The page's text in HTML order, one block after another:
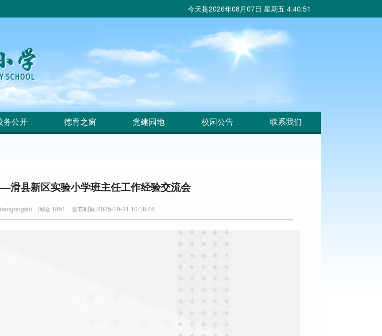
今天是2026年08月07日 星期五 4:40:53
务公开 德育之窗 党建园地 校园公告 联系我们
县新区实验小学班主任工作经验交流会
阅读:1851 发布时间:2025-10-31 10:18:46